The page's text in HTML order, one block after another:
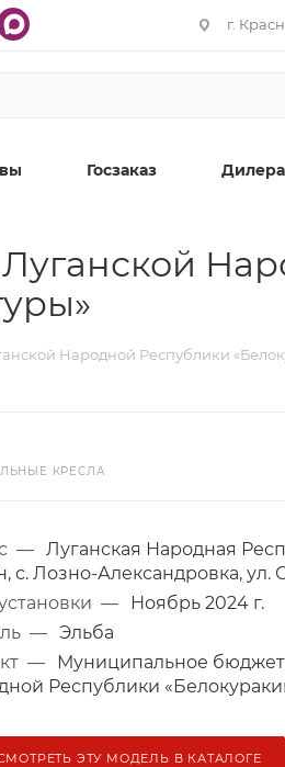
г.
Госзаказ
Народной Республики
КРЕСЛА
— Луганская Народная
с. Лозно-Александровка, ул.
—
Ноябрь 2024 г.
— Эльба
—
Муниципальное
Республики
ЭТУ МОДЕЛЬ В КАТАЛОГЕ